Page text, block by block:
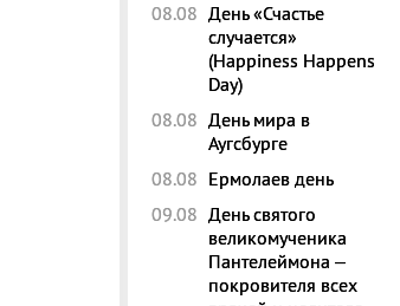
08.08 День «Счастье
случается»
(Happiness Happens
Day)
08.08 День мира в
Аугсбурге
08.08 Ермолаев день
09.08 День святого
великомученика
Пантелеймона –
покровителя всех